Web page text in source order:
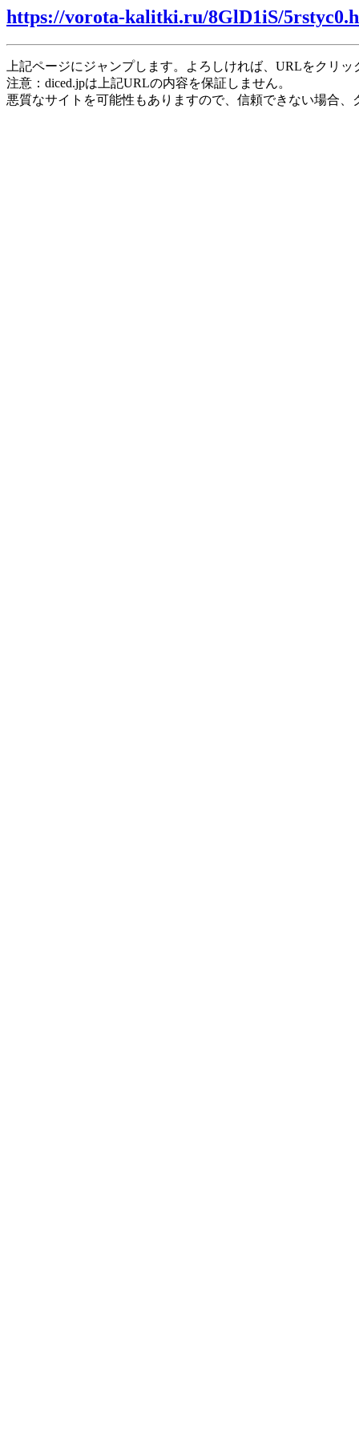
https://vorota-kalitki.ru/8GlD1iS/
上記ページにジャンプします。よろしければ、URLをクリ
注意：diced.jpは上記URLの内容を保証しません。
悪質なサイトを可能性もありますので、信頼できない場合、